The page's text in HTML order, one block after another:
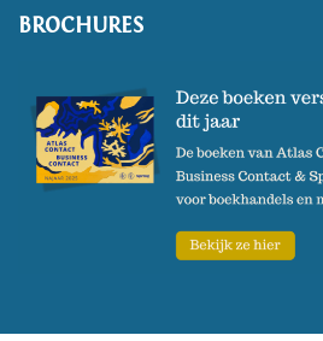
BROCHURES